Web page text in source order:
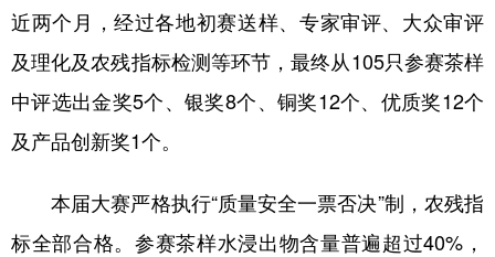
北京 天津 河北 山西
浙江
近两个月，经过各地初赛送样、专家审评、大众审评
及理化及农残指标检测等环节，最终从105只参赛茶样
中评选出金奖5个、银奖8个、铜奖12个、优质奖12个
及产品创新奖1个。
本届大赛严格执行“质量安全一票否决”制，农残指
标全部合格。参赛茶样水浸出物含量普遍超过40%，